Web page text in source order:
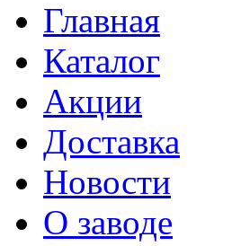
Главная
Каталог
Акции
Доставка
Новости
О заводе